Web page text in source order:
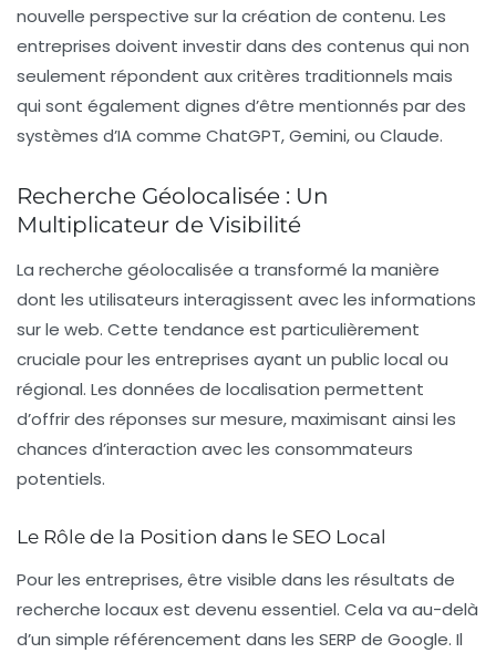
nouvelle perspective sur la création de contenu. Les
entreprises doivent investir dans des contenus qui non
seulement répondent aux critères traditionnels mais
qui sont également dignes d’être mentionnés par des
systèmes d’IA comme ChatGPT, Gemini, ou Claude.
Recherche Géolocalisée : Un
Multiplicateur de Visibilité
La recherche géolocalisée a transformé la manière
dont les utilisateurs interagissent avec les informations
sur le web. Cette tendance est particulièrement
cruciale pour les entreprises ayant un public local ou
régional. Les données de localisation permettent
d’offrir des réponses sur mesure, maximisant ainsi les
chances d’interaction avec les consommateurs
potentiels.
Le Rôle de la Position dans le SEO Local
Pour les entreprises, être visible dans les résultats de
recherche locaux est devenu essentiel. Cela va au-delà
d’un simple référencement dans les SERP de Google. Il